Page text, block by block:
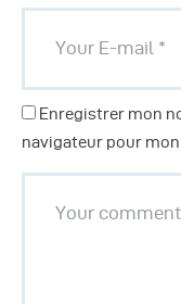
Enregistrer mon
navigateur pour